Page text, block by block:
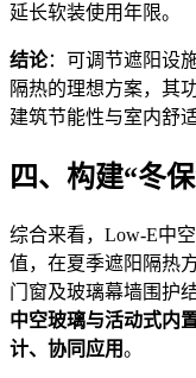
延长软装使用年限。
结论：可调节遮阳设
隔热的理想方案，其
建筑节能性与室内舒
四、构建“冬
综合来看，Low-E中
值，在夏季遮阳隔热
门窗及玻璃幕墙围护
中空玻璃与活动式内
计、协同应用。